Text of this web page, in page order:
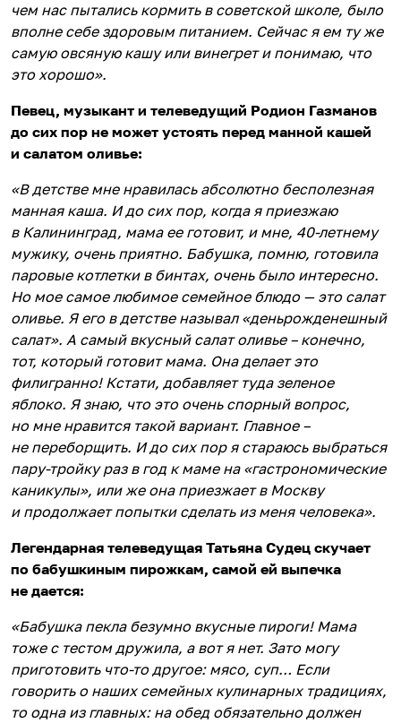
чем нас пытались кормить в советской школе, было
вполне себе здоровым питанием. Сейчас я ем ту же
самую овсяную кашу или винегрет и понимаю, что
это хорошо».
Певец, музыкант и телеведущий Родион Газманов
до сих пор не может устоять перед манной кашей
и салатом оливье:
«В детстве мне нравилась абсолютно бесполезная
манная каша. И до сих пор, когда я приезжаю
в Калининград, мама ее готовит, и мне, 40-летнему
мужику, очень приятно. Бабушка, помню, готовила
паровые котлетки в бинтах, очень было интересно.
Но мое самое любимое семейное блюдо — это салат
оливье. Я его в детстве называл «деньрожденешный
салат». А самый вкусный салат оливье – конечно,
тот, который готовит мама. Она делает это
филигранно! Кстати, добавляет туда зеленое
яблоко. Я знаю, что это очень спорный вопрос,
но мне нравится такой вариант. Главное –
не переборщить. И до сих пор я стараюсь выбраться
пару-тройку раз в год к маме на «гастрономические
каникулы», или же она приезжает в Москву
и продолжает попытки сделать из меня человека».
Легендарная телеведущая Татьяна Судец скучает
по бабушкиным пирожкам, самой ей выпечка
не дается:
«Бабушка пекла безумно вкусные пироги! Мама
тоже с тестом дружила, а вот я нет. Зато могу
приготовить что-то другое: мясо, суп… Если
говорить о наших семейных кулинарных традициях,
то одна из главных: на обед обязательно должен